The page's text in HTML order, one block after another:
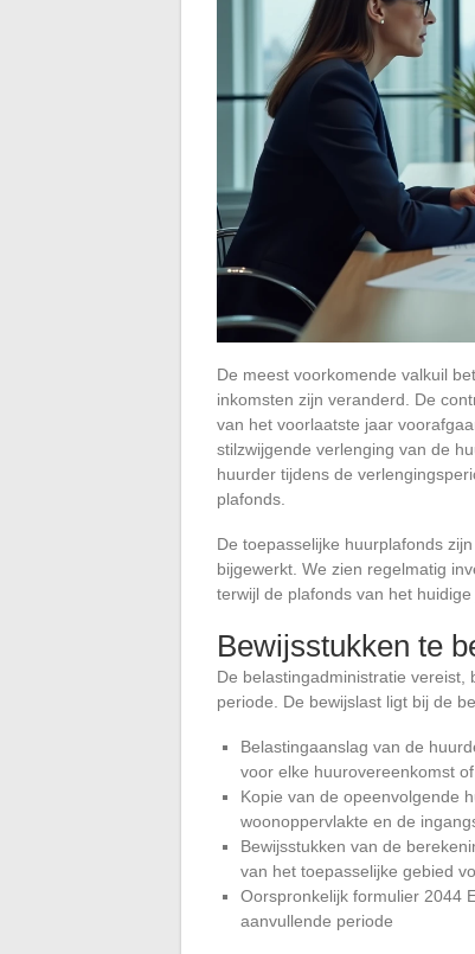
De meest voorkomende valkuil
inkomsten zijn veranderd. De
van het voorlaatste jaar
stilzwijgende verlenging van de
huurder tijdens de
plafonds.
De toepasselijke huurplafonds
bijgewerkt. We zien regelmatig
terwijl de plafonds van het
Bewijsstukken te
De belastingadministratie vereist,
periode. De bewijslast ligt bij de
Belastingaanslag van de
voor elke huurovereenkomst
Kopie van de opeenvolgende
woonoppervlakte en de
Bewijsstukken van de
van het toepasselijke gebied
Oorspronkelijk formulier 2044
aanvullende periode